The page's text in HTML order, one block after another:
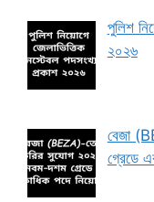
পুলিশ
২০২৬
বেজা
গ্রেডে